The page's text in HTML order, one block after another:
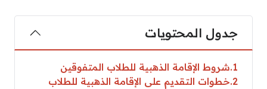
جدول المحتويات
1 شروط الإقامة الذهبية للطلاب المتفوقين
2 خطوات التقديم على الإقامة الذهبية للطلاب